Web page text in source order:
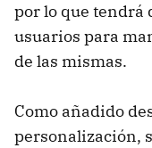
por lo que tendrá
usuarios para
de las mismas.
Como añadido
personalización,